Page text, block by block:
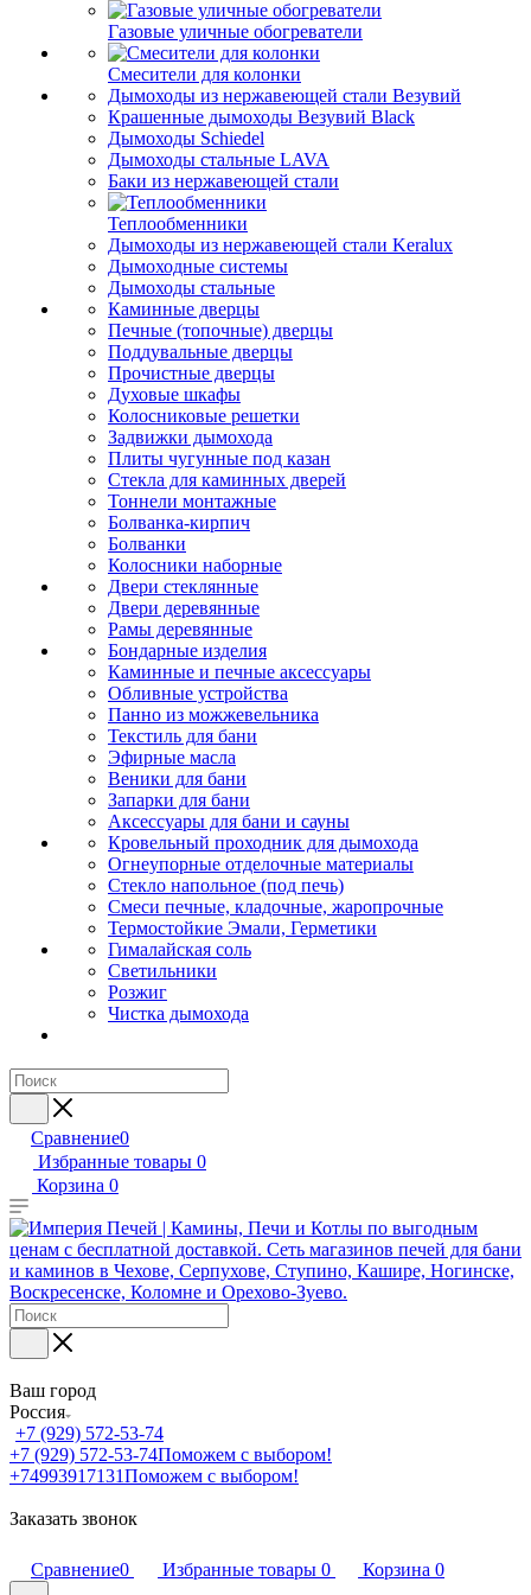
Газовые уличные обогреватели
Смесители для колонки
Дымоходы из нержавеющей стали Везувий
Крашенные дымоходы Везувий Black
Дымоходы Schiedel
Дымоходы стальные LAVA
Баки из нержавеющей стали
Теплообменники
Дымоходы из нержавеющей стали Keralux
Дымоходные системы
Дымоходы стальные
Каминные дверцы
Печные (топочные) дверцы
Поддувальные дверцы
Прочистные дверцы
Духовые шкафы
Колосниковые решетки
Задвижки дымохода
Плиты чугунные под казан
Стекла для каминных дверей
Тоннели монтажные
Болванка-кирпич
Болванки
Колосники наборные
Двери стеклянные
Двери деревянные
Рамы деревянные
Бондарные изделия
Каминные и печные аксессуары
Обливные устройства
Панно из можжевельника
Текстиль для бани
Эфирные масла
Веники для бани
Запарки для бани
Аксессуары для бани и сауны
Кровельный проходник для дымохода
Огнеупорные отделочные материалы
Стекло напольное (под печь)
Смеси печные, кладочные, жаропрочные
Термостойкие Эмали, Герметики
Гималайская соль
Светильники
Розжиг
Чистка дымохода
Сравнение0
Избранные товары 0
Корзина 0
Ваш город
Россия
+7 (929) 572-53-74
+7 (929) 572-53-74Поможем с выбором!
+74993917131Поможем с выбором!
Заказать звонок
Сравнение0 Избранные товары 0 Корзина 0